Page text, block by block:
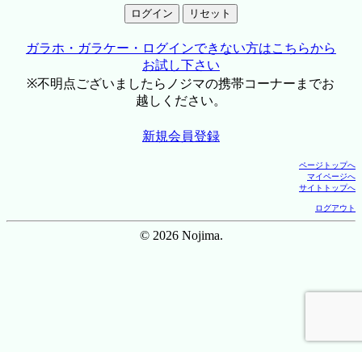
ガラホ・ガラケー・ログインできない方はこちらから
お試し下さい
※不明点ございましたらノジマの携帯コーナーまでお
越しください。
新規会員登録
ページトップへ
マイページへ
サイトトップへ
ログアウト
© 2026 Nojima.